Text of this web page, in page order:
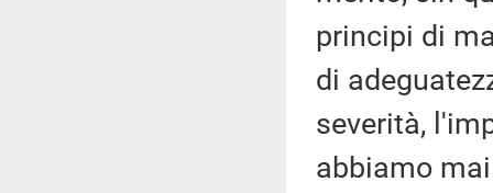
principi di
di
severità,
abbiamo